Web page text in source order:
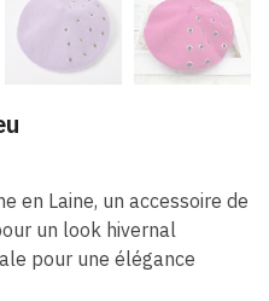
en Laine, un accessoire de
un look hivernal
pour une élégance